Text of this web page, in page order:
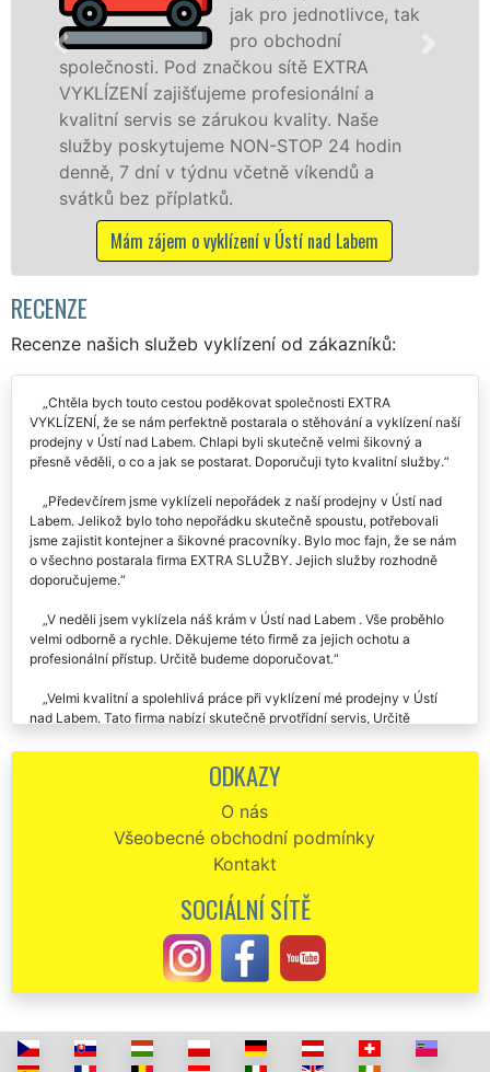
levné, přesto kvalitní a
profesionální vyklízecí práce
v Ústí nad Labem a okolí. Poskytujeme tuto
službu jak fyzickým, tak právnickým
osobám se zárukou kvalitně odvedené
práce, a to NON-STOP bez dalších příplatků.
Mám zájem o vyklízecí práce v Ústí nad Labem
RECENZE
Recenze našich služeb vyklízení od zákazníků:
Chtěla bych touto cestou poděkovat společnosti EXTRA
VYKLÍZENÍ, že se nám perfektně postarala o stěhování a vyklízení naší
prodejny v Ústí nad Labem. Chlapi byli skutečně velmi šikovný a
přesně věděli, o co a jak se postarat. Doporučuji tyto kvalitní služby.
Předevčírem jsme vyklízeli nepořádek z naší prodejny v Ústí nad
Labem. Jelikož bylo toho nepořádku skutečně spoustu, potřebovali
jsme zajistit kontejner a šikovné pracovníky. Bylo moc fajn, že se nám
o všechno postarala firma EXTRA SLUŽBY. Jejich služby rozhodně
doporučujeme.
V neděli jsem vyklízela náš krám v Ústí nad Labem . Vše proběhlo
velmi odborně a rychle. Děkujeme této firmě za jejich ochotu a
profesionální přístup. Určitě budeme doporučovat.
Velmi kvalitní a spolehlivá práce při vyklízení mé prodejny v Ústí
nad Labem. Tato firma nabízí skutečně prvotřídní servis, Určitě
Celé vyklízení našeho krámu v Ústí nad Labem proběhlo bez
Společnost EXTRA SLUŽBY mi včera zajistila vyklízení obchodních
prostor v Ústí nad Labem . Den, čas i peníze seděli přesně tak, jak jsme
si na začátku domluvili. Chtěl bych velmi pochválit všechny
pracovníky, kteří mi pomáhali můj obchod vyklidit. Chválím a
ODKAZY
O nás
Všeobecné obchodní podmínky
Kontakt
SOCIÁLNÍ SÍTĚ